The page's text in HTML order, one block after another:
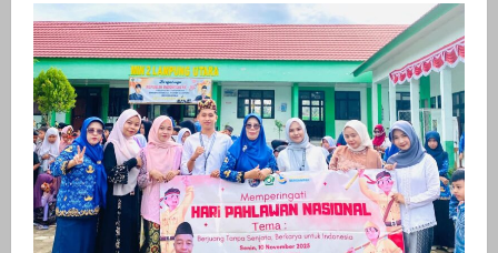
Kehidupan
Kelas
dan
Pembentukan
Karakter
Siswa:
Perspektif
Sosiologi
dan
Antropologi
Pendidikan